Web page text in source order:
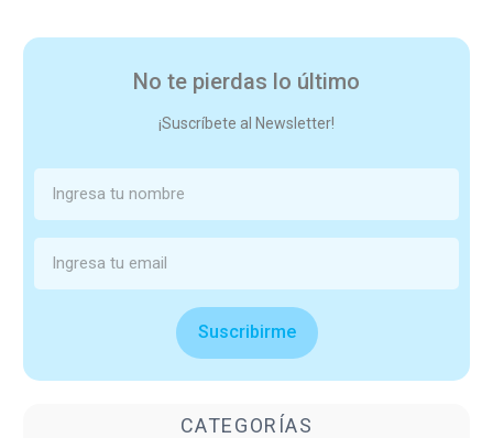
No te pierdas lo último
¡Suscríbete al Newsletter!
Suscribirme
CATEGORÍAS